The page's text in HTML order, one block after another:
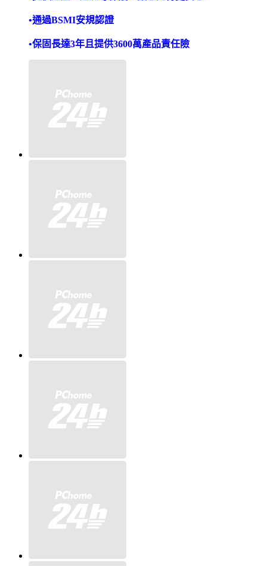
•通過BSMI安規認證
•保固長達3年且提供3600萬產品責任險